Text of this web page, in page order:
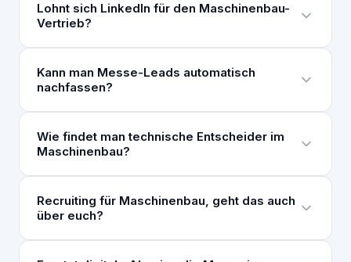
Lohnt sich LinkedIn für den Maschinenbau-
Vertrieb?
Kann man Messe-Leads automatisch
nachfassen?
Wie findet man technische Entscheider im
Maschinenbau?
Recruiting für Maschinenbau, geht das auch
über euch?